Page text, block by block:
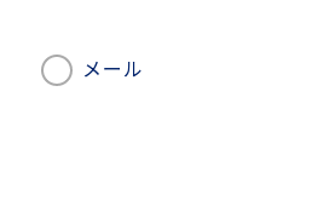
メール